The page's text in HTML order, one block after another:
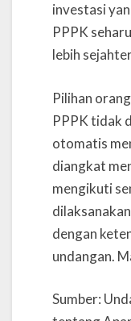
investasi
PPPK
lebih
Pilihan
PPPK tidak
otomatis
diangkat
mengikuti
dengan
undangan.
Sumber: